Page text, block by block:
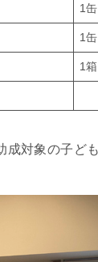
1缶
1缶
1
対象の子ど